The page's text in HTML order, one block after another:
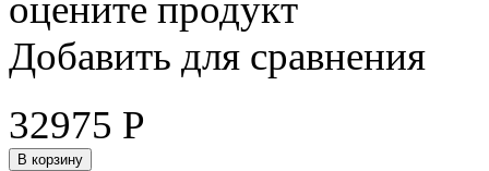
оцените продукт
Добавить для сравнения
32975 Р
В корзину